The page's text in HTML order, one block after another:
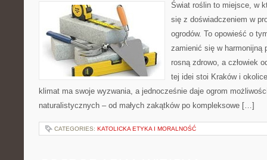
Świat roślin to miejsce, w
się z doświadczeniem w
ogrodów. To opowieść o
zamienić się w harmonijną
rosną zdrowo, a człowiek
tej idei stoi Kraków i
klimat ma swoje wyzwania, a jednocześnie daje ogrom
naturalistycznych – od małych zakątków po kompleksowe […]
CATEGORIES: KATOLICKA ETYKA I MORALNOŚĆ